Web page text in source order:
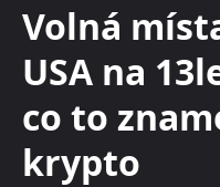
Volná
USA na
co to
krypto